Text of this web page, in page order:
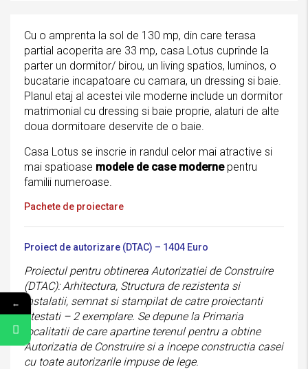
Cu o amprenta la sol de 130 mp, din care terasa
partial acoperita are 33 mp, casa Lotus cuprinde la
parter un dormitor/ birou, un living spatios, luminos, o
bucatarie incapatoare cu camara, un dressing si baie.
Planul etaj al acestei vile moderne include un dormitor
matrimonial cu dressing si baie proprie, alaturi de alte
doua dormitoare deservite de o baie.
Casa Lotus se inscrie in randul celor mai atractive si
mai spatioase modele de case modernepentru
familii numeroase.
Pachete de proiectare
Proiect de autorizare (DTAC) – 1404 Euro
Proiectul pentru obtinerea Autorizatiei de Construire
(DTAC): Arhitectura, Structura de rezistenta si
Instalatii, semnat si stampilat de catre proiectanti
atestati – 2 exemplare. Se depune la Primaria
localitatii de care apartine terenul pentru a obtine
Autorizatia de Construire si a incepe constructia casei
cu toate autorizarile impuse de lege.
←